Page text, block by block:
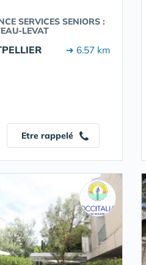
SERVICES SENIORS :
LEVAT
➔ 6.57 km
Etre rappelé